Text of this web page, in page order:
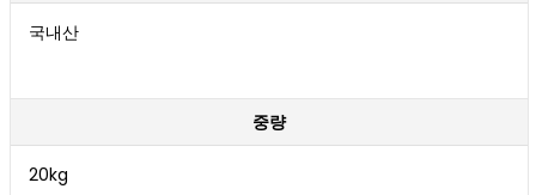
국내산
중량
20kg